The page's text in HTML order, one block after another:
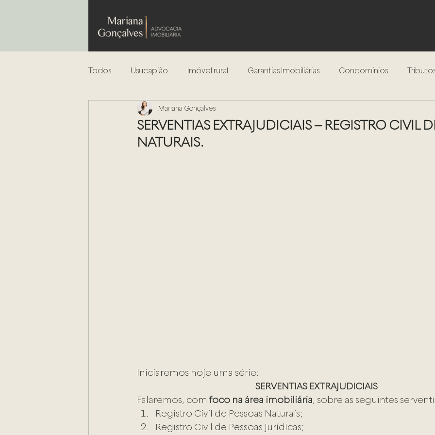
Todos Usucapião Imóvel rural Garantias Imobiliárias Condomínios
Análise de risco
Incorporação Imobiliária
SERVENTIAS EXTRAJUDICIAIS – REGISTRO CIVIL
NATURAIS.
Mariana Gonçalves
Iniciaremos hoje uma série:
SERVENTIAS EXTRAJUDICIAIS
Falaremos, com foco na área imobiliária , sobre as seguintes
Registro Civil de Pessoas Naturais;
Registro Civil de Pessoas Jurídicas;